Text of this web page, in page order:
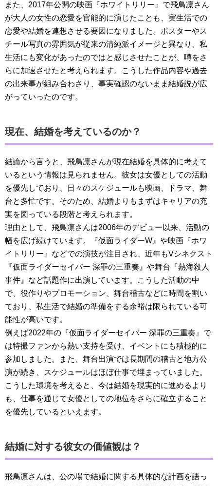
また、2017年公開の映画『ホワイトリリー』で飛鳥凛さん
が大人の女性の恋愛を官能的に演じたことも、実生活での
恋愛や結婚を連想させる要因になりました。ポスターやス
チール写真の雰囲気が従来の清純派イメージと異なり、私
生活にも変化があったのではと感じさせたことが、噂をさ
らに加速させたと考えられます。こうした作品内容や過去
の出来事が組み合わさり、事実確認のないまま結婚説が広
がっていったのです。
現在、結婚を考えているのか？
結論から言うと、飛鳥凛さんが現在結婚を具体的に考えて
いるという情報は見られません。彼女は女優としての活動
を優先しており、日々のスケジュールも映画、ドラマ、舞
台と多忙です。そのため、結婚よりもまずはキャリアの充
実を図っている段階と考えられます。
理由として、飛鳥凛さんは2006年のデビュー以来、活動の
幅を広げ続けています。『仮面ライダーW』や映画『ホワ
イトリリー』などでの演技が注目され、近年もVシネクスト
『仮面ライダーセイバー 深罪の三重奏』や舞台『熱海殺人
事件』など話題作に出演しています。こうした活動の中
で、役作りやプロモーション、舞台稽古などに時間を割い
ており、私生活で結婚の準備をする余裕は限られている可
能性が高いです。
例えば2022年の『仮面ライダーセイバー 深罪の三重奏』で
は特撮ファンから熱い支持を受け、イベントにも積極的に
参加しました。また、舞台出演では長期間の稽古と地方公
演が続き、スケジュールはほぼ仕事で埋まっていました。
こうした環境を考えると、今は結婚を現実的に進めるより
も、仕事を通じて女優としての地位をさらに確立すること
を優先しているといえます。
結婚に対する彼女の価値観は？
飛鳥凛さんは、公の場で結婚に関する具体的な計画を語っ